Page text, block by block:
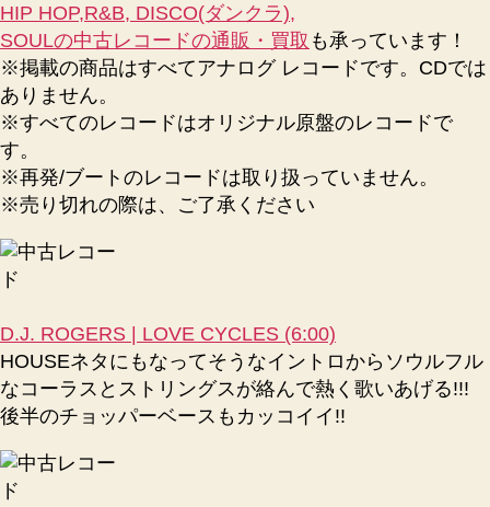
コ
ー
ド
の
records
HIP HOP,R&B, DISCO(ダンクラ),
SOULの中古レコードの通販・買取 も承っています！
※掲載の商品はすべてアナログ レコードです。CDでは
ありません。
※すべてのレコードはオリジナル原盤のレコードで
す。
※再発/ブートのレコードは取り扱っていません。
※売り切れの際は、ご了承ください
D.J. ROGERS | LOVE CYCLES (6:00)
HOUSEネタにもなってそうなイントロからソウルフル
なコーラスとストリングスが絡んで熱く歌いあげる!!!
後半のチョッパーベースもカッコイイ!!